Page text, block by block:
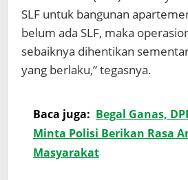
SLF untuk bangunan
belum ada SLF, maka
sebaiknya dihentikan
yang berlaku,” tegasnya.
Baca juga: Begal Ganas,
Minta Polisi Berikan Rasa
Masyarakat